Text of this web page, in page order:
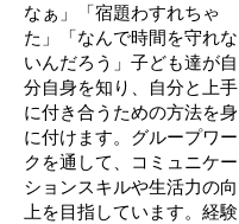
なぁ」「宿題わすれちゃ
た」「なんで時間を守れな
いんだろう」子ども達が自
分自身を知り、自分と上手
に付き合うための方法を身
に付けます。グループワー
クを通して、コミュニケー
ションスキルや生活力の向
上を目指しています。経験